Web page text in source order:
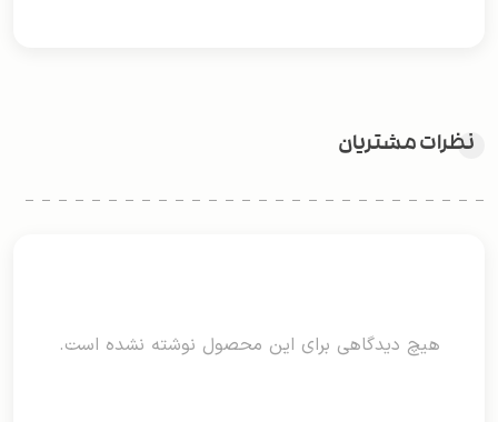
نظرات مشتریان
هیچ دیدگاهی برای این محصول نوشته نشده است.